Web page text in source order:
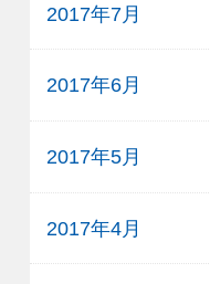
2017年7月
2017年6月
2017年5月
2017年4月